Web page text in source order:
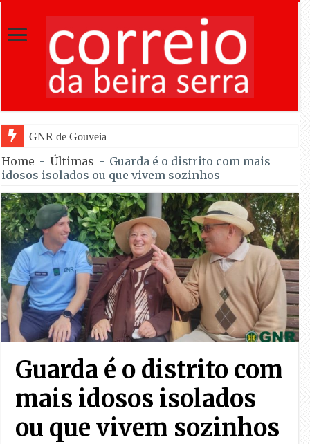
GNR de Gouveia desmantelou alegada rede de furt
Home - Últimas - Guarda é o distrito com mais
idosos isolados ou que vivem sozinhos
Guarda é o distrito com
mais idosos isolados
ou que vivem sozinhos